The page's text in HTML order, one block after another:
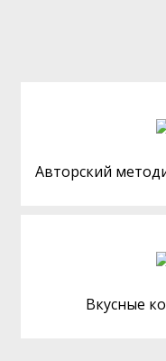
Авторский
Вкусные